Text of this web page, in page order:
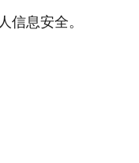
信息安全。